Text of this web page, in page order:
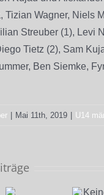
Tizian Wagner, Niels
Streuber (1), Levi
Tietz (2), Sam
Ben Siemke,
Mai 11th, 2019 U14